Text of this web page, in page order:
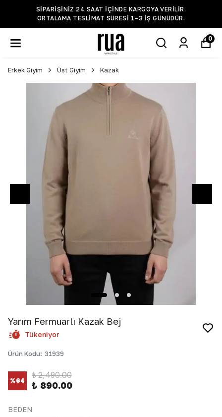
SIPARIŞINIZ 24 SAAT IÇINDE KARGOYA VERILIR.
ORTALAMA TESLIMAT SÜRESI 1–3 IŞ GÜNÜDÜR.
0
Erkek Giyim Üst Giyim Kazak
Yarım Fermuarlı Kazak Bej
Tükeniyor
Ürün Kodu: 31939
%64
₺ 2,490.00
₺ 890.00
BEDEN